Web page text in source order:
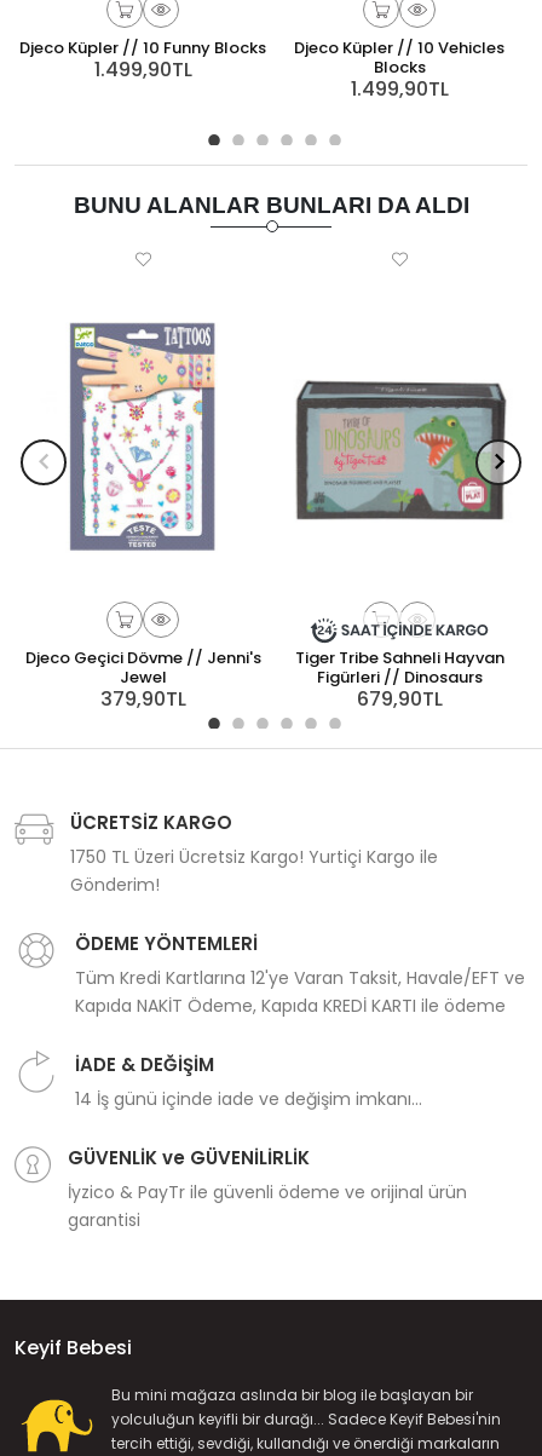
Djeco Küpler // 10 Funny Blocks
1.499,90TL
Djeco Küpler // 10 Vehicles
Blocks
1.499,90TL
BUNU ALANLAR BUNLARI DA ALDI
Djeco Geçici Dövme // Jenni's
Jewel
379,90TL
Tiger Tribe Sahneli Hayvan
Figürleri // Dinosaurs
679,90TL
ÜCRETSİZ KARGO
1750 TL Üzeri Ücretsiz Kargo! Yurtiçi Kargo ile
Gönderim!
ÖDEME YÖNTEMLERİ
Tüm Kredi Kartlarına 12'ye Varan Taksit, Havale/EFT ve
Kapıda NAKİT Ödeme, Kapıda KREDİ KARTI ile ödeme
İADE & DEĞİŞİM
14 İş günü içinde iade ve değişim imkanı...
GÜVENLİK ve GÜVENİLİRLİK
İyzico & PayTr ile güvenli ödeme ve orijinal ürün
garantisi
Keyif Bebesi
Bu mini mağaza aslında bir blog ile başlayan bir
yolculuğun keyifli bir durağı... Sadece Keyif Bebesi'nin
tercih ettiği, sevdiği, kullandığı ve önerdiği markaların